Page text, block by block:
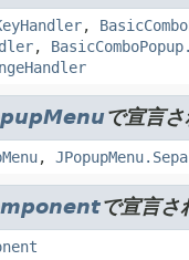
,
,
で宣言
,
で宣言さ